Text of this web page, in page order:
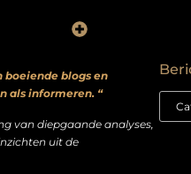
boeiende blogs en
als informeren. “
van diepgaande analyses,
uit de